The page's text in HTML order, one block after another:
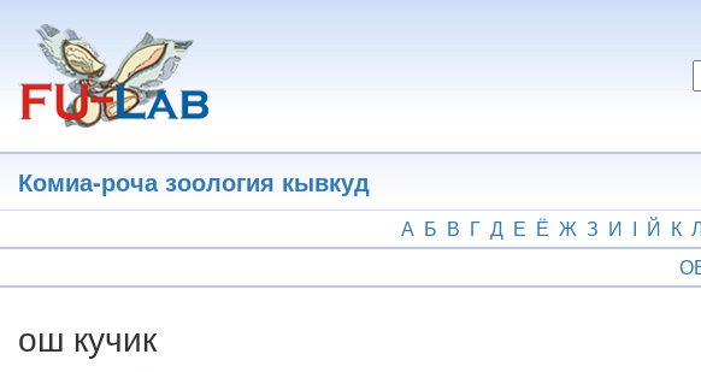
основному
содержанию
Комиа-роча зоология кывкуд
А Б В Г Д Е Ё Ж З И І Й К
ош кучик